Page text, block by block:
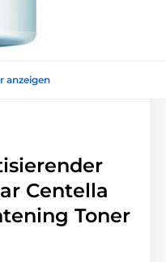
anzeigen
Centella
Toner